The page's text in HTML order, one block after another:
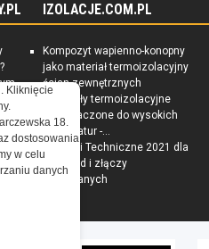
IZOLACJE.COM.PL
Kompozyt wapienno-konopny
jako materiał termoizolacyjny
ścian zewnętrznych
Materiały termoizolacyjne
przeznaczone do wysokich
temperatur -...
Warunki Techniczne 2021 dla
przegród i złączy
budowlanych
Kliknięcie
18.
dostosowania
w celu
danych